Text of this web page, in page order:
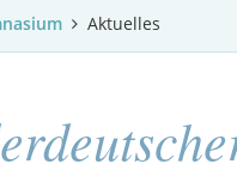
Aktuelles